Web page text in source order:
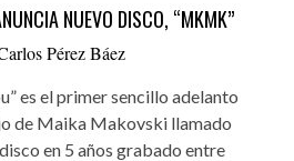
NUEVO DISCO, “MKMK”
Pérez Báez
es el primer sencillo adelanto
de Maika Makovski llamado
en 5 años grabado entre